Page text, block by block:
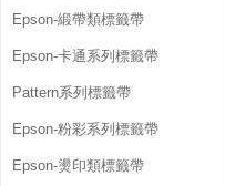
Epson-緞帶類標籤帶
Epson-卡通系列標籤帶
Pattern系列標籤帶
Epson-粉彩系列標籤帶
Epson-燙印類標籤帶